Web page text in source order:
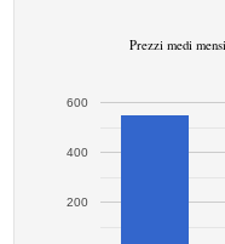
Prezzi medi
200
400
600